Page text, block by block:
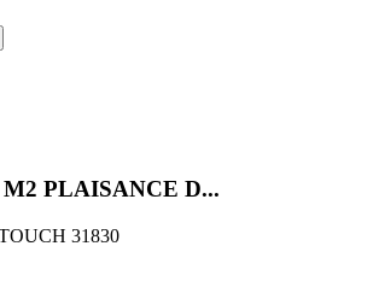
PLAISANCE D...
31830